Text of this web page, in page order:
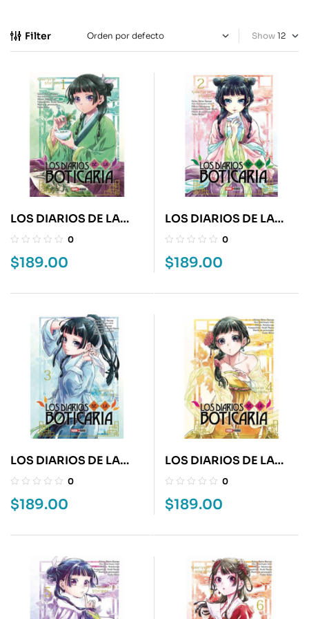
Filter Show
LOS DIARIOS DE LA
BOTICARIA 1
0
$189.00
LOS DIARIOS DE LA
BOTICARIA 2
0
$189.00
LOS DIARIOS DE LA
BOTICARIA 3
0
$189.00
LOS DIARIOS DE LA
BOTICARIA 4
0
$189.00